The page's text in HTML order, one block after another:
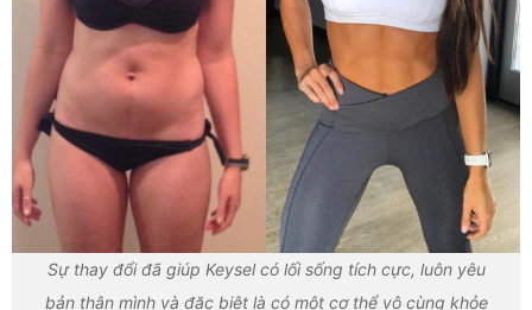
Sự thay đổi đã giúp Keysel có lối sống tích cực, luôn yêu
bản thân mình và đặc biệt là có một cơ thể vô cùng khỏe